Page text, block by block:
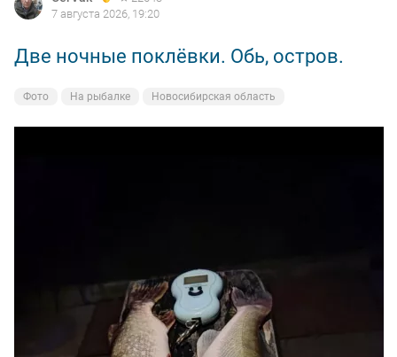
7 августа 2026, 19:20
Две ночные поклёвки. Обь, остров.
Фото На рыбалке Новосибирская область